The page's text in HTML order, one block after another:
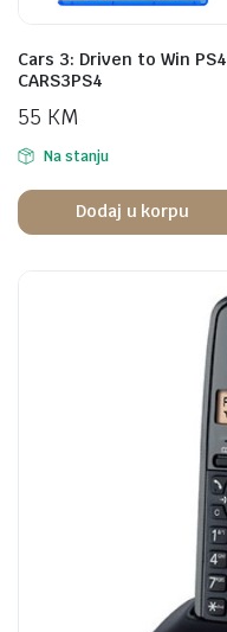
Cars 3: Driven to Win PS4
CARS3PS4
55 KM
Na stanju
Dodaj u korpu